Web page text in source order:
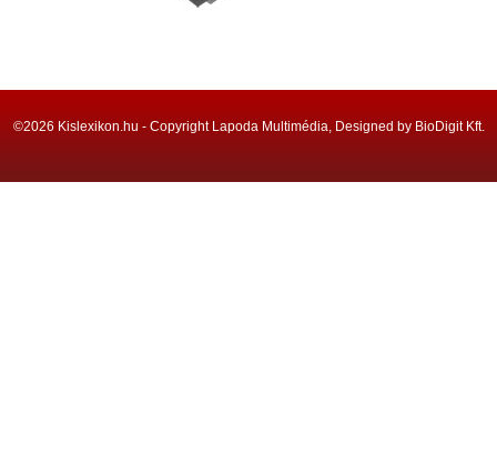
©2026 Kislexikon.hu - Copyright Lapoda Multimédia, Designed by BioDigit Kft.